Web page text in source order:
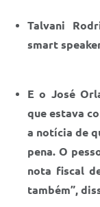
Talvani
smart
E o José
que estava
a notícia de
pena. O
nota fiscal
também”,